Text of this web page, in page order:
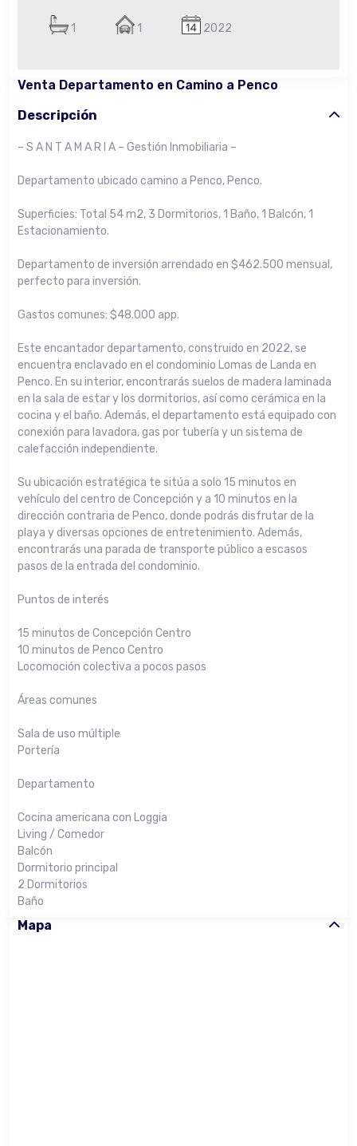
1 1 2022
Venta Departamento en Camino a Penco
Descripción
– S A N T A M A R I A – Gestión Inmobiliaria –
Departamento ubicado camino a Penco, Penco.
Superficies: Total 54 m2, 3 Dormitorios, 1 Baño, 1 Balcón, 1
Estacionamiento.
Departamento de inversión arrendado en $462.500 mensual,
perfecto para inversión.
Gastos comunes: $48.000 app.
Este encantador departamento, construido en 2022, se
encuentra enclavado en el condominio Lomas de Landa en
Penco. En su interior, encontrarás suelos de madera laminada
en la sala de estar y los dormitorios, así como cerámica en la
cocina y el baño. Además, el departamento está equipado con
conexión para lavadora, gas por tubería y un sistema de
calefacción independiente.
Su ubicación estratégica te sitúa a solo 15 minutos en
vehículo del centro de Concepción y a 10 minutos en la
dirección contraria de Penco, donde podrás disfrutar de la
playa y diversas opciones de entretenimiento. Además,
encontrarás una parada de transporte público a escasos
pasos de la entrada del condominio.
Puntos de interés
15 minutos de Concepción Centro
10 minutos de Penco Centro
Locomoción colectiva a pocos pasos
Áreas comunes
Sala de uso múltiple
Portería
Departamento
Cocina americana con Loggia
Living / Comedor
Balcón
Dormitorio principal
2 Dormitorios
Baño
Mapa